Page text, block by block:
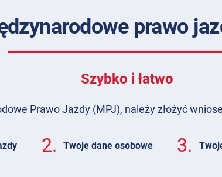
prawo
Szybko i łatwo
Prawo Jazdy (MPJ), należy złożyć
2. Twoje dane osobowe 3.